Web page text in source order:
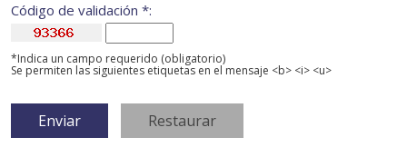
Código de validación *:
*Indica un campo requerido (obligatorio)
Se permiten las siguientes etiquetas en el mensaje <b> <i> <u>